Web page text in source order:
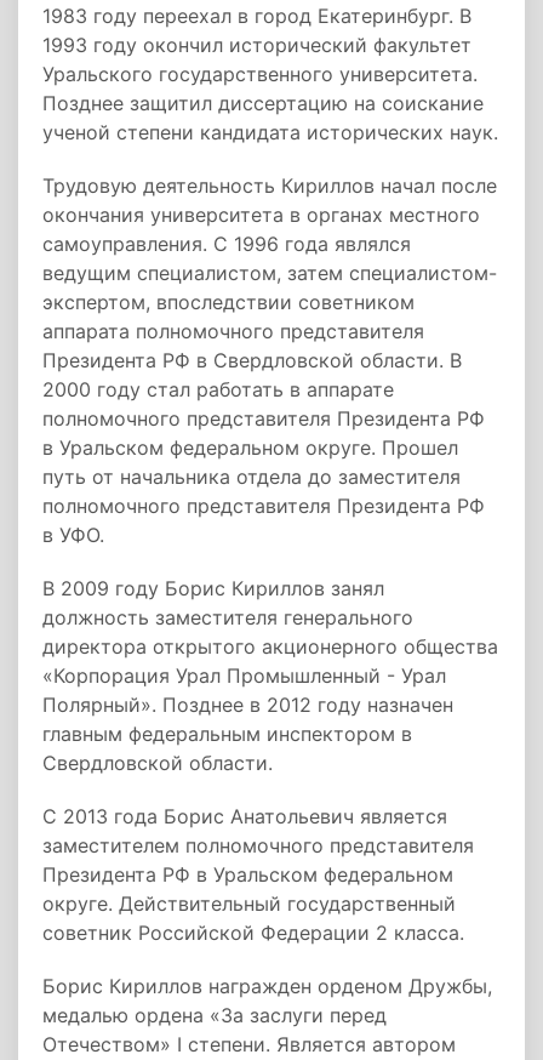
1983 году переехал в город Екатеринбург. В
1993 году окончил исторический факультет
Уральского государственного университета.
Позднее защитил диссертацию на соискание
ученой степени кандидата исторических наук.
Трудовую деятельность Кириллов начал после
окончания университета в органах местного
самоуправления. С 1996 года являлся
ведущим специалистом, затем специалистом-
экспертом, впоследствии советником
аппарата полномочного представителя
Президента РФ в Свердловской области. В
2000 году стал работать в аппарате
полномочного представителя Президента РФ
в Уральском федеральном округе. Прошел
путь от начальника отдела до заместителя
полномочного представителя Президента РФ
в УФО.
В 2009 году Борис Кириллов занял
должность заместителя генерального
директора открытого акционерного общества
«Корпорация Урал Промышленный - Урал
Полярный». Позднее в 2012 году назначен
главным федеральным инспектором в
Свердловской области.
С 2013 года Борис Анатольевич является
заместителем полномочного представителя
Президента РФ в Уральском федеральном
округе. Действительный государственный
советник Российской Федерации 2 класса.
Борис Кириллов награжден орденом Дружбы,
медалью ордена «За заслуги перед
Отечеством» I степени. Является автором